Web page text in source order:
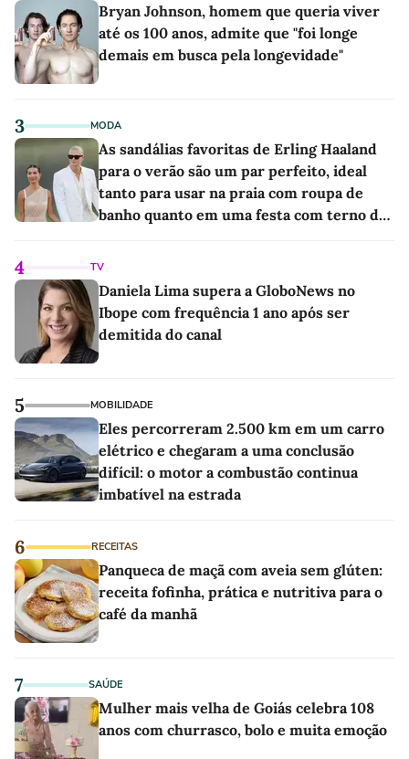
Bryan Johnson, homem que queria viver
até os 100 anos, admite que "foi longe
demais em busca pela longevidade"
3 MODA
As sandálias favoritas de Erling Haaland
para o verão são um par perfeito, ideal
tanto para usar na praia com roupa de
banho quanto em uma festa com terno de
4 TV
Daniela Lima supera a GloboNews no
Ibope com frequência 1 ano após ser
demitida do canal
5 MOBILIDADE
Eles percorreram 2.500 km em um carro
elétrico e chegaram a uma conclusão
difícil: o motor a combustão continua
imbatível na estrada
6 RECEITAS
Panqueca de maçã com aveia sem glúten:
receita fofinha, prática e nutritiva para o
café da manhã
7 SAÚDE
Mulher mais velha de Goiás celebra 108
anos com churrasco, bolo e muita emoção